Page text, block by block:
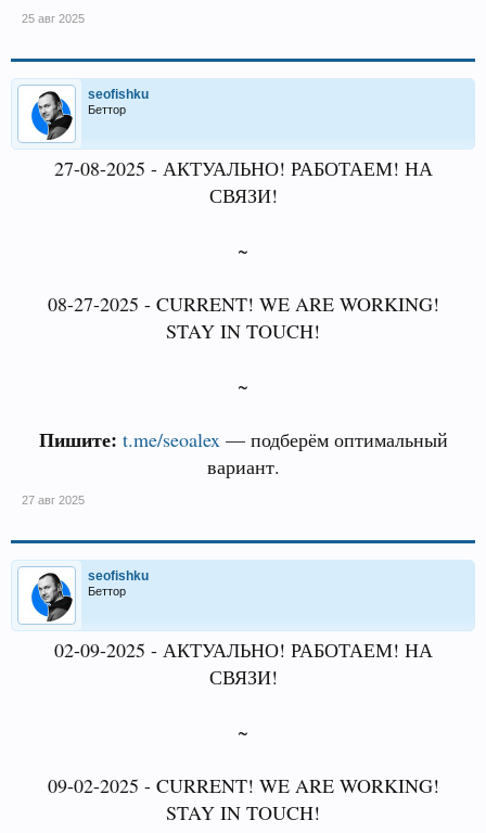
25 авг 2025
seofishku
Беттор
27-08-2025 - АКТУАЛЬНО! РАБОТАЕМ! НА
СВЯЗИ!
~
08-27-2025 - CURRENT! WE ARE WORKING!
STAY IN TOUCH!
~
Пишите: t.me/seoalex— подберём оптимальный
вариант.
27 авг 2025
seofishku
Беттор
02-09-2025 - АКТУАЛЬНО! РАБОТАЕМ! НА
СВЯЗИ!
~
09-02-2025 - CURRENT! WE ARE WORKING!
STAY IN TOUCH!